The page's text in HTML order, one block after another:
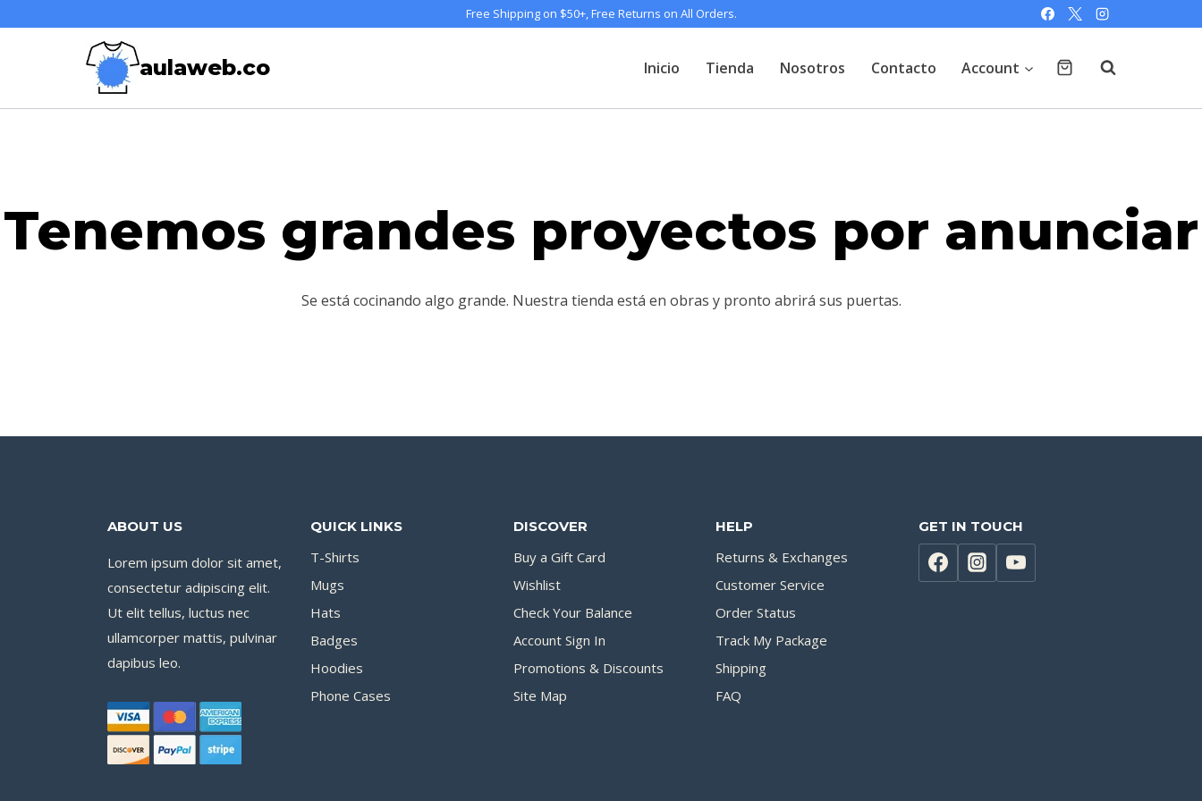
Free Shipping on $50+, Free Returns on All Orders.
aulaweb.co Inicio Tienda Nosotros Contacto Account
Tenemos grandes proyectos por anunciar
Se está cocinando algo grande. Nuestra tienda está en obras y pronto abrirá sus puertas.
ABOUT US
Lorem ipsum dolor sit amet,
consectetur adipiscing elit.
Ut elit tellus, luctus nec
ullamcorper mattis, pulvinar
dapibus leo.
QUICK LINKS
T-Shirts
Mugs
Hats
Badges
Hoodies
Phone Cases
DISCOVER
Buy a Gift Card
Wishlist
Check Your Balance
Account Sign In
Promotions & Discounts
Site Map
HELP
Returns & Exchanges
Customer Service
Order Status
Track My Package
Shipping
FAQ
GET IN TOUCH